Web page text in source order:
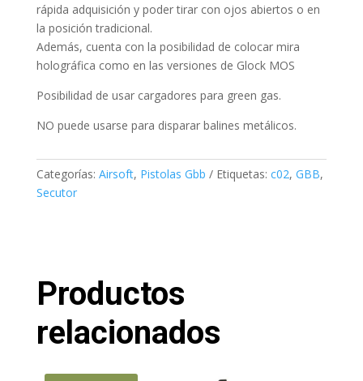
rápida adquisición y poder tirar con ojos abiertos o en
la posición tradicional.
Además, cuenta con la posibilidad de colocar mira
holográfica como en las versiones de Glock MOS
Posibilidad de usar cargadores para green gas.
NO puede usarse para disparar balines metálicos.
Categorías: Airsoft, Pistolas Gbb Etiquetas: c02, GBB,
Secutor
Productos
relacionados